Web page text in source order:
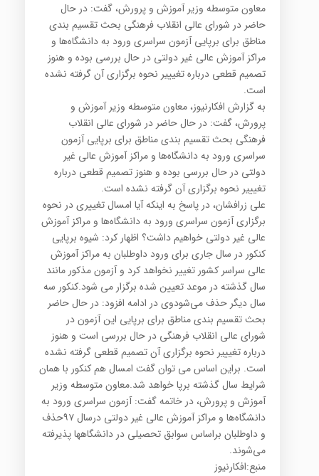
معاون متوسطه وزیر آموزش و پرورش، گفت: در حال
حاضر در شورای عالی انقلاب فرهنگی بحث تقسیم بندی
مناطق برای برپایی آزمون سراسری ورود به دانشگاه‌ها و
مراکز آموزش عالی غیر دولتی در حال بررسی بوده و هنوز
تصمیم قطعی درباره تغیییر نحوه برگزاری آن گرفته نشده
است.
به گزارش افکارنیوز، معاون متوسطه وزیر آموزش و
پرورش، گفت: در حال حاضر در شورای عالی انقلاب
فرهنگی بحث تقسیم بندی مناطق برای برپایی آزمون
سراسری ورود به دانشگاه‌ها و مراکز آموزش عالی غیر
دولتی در حال بررسی بوده و هنوز تصمیم قطعی درباره
تغیییر نحوه برگزاری آن گرفته نشده است.
علی زرافشان، در پاسخ به اینکه آیا امسال تغییری در نحوه
برگزاری آزمون سراسری ورود به دانشگاه‌ها و مراکز آموزش
عالی غیر دولتی خواهیم داشت؟ اظهار کرد: شیوه برپایی
کنکور در سال جاری برای ورود داوطلبان به مراکز آموزش
عالی سراسر کشور تغییر نخواهد کرد و آزمون مذکور مانند
سال گذشته در موعد تعیین شده برگزار می شود.کنکور سه
سال دیگر حذف می‌شودوی در ادامه افزود: در حال حاضر
بحث تقسیم بندی مناطق برای برپایی این آزمون در
شورای عالی انقلاب فرهنگی در حال بررسی است و هنوز
درباره تغیییر نحوه برگزاری آن تصمیم قطعی گرفته نشده
است. براین اساس می توان گفت امسال هم کنکور با همان
شرایط سال گذشته برپا خواهد شد.معاون متوسطه وزیر
آموزش و پرورش، در خاتمه گفت: آزمون سراسری ورود به
دانشگاه‌ها و مراکز آموزش عالی غیر دولتی درسال ۹۷حذف
و داوطلبان براساس سوابق تحصیلی در دانشگاهها پذیرفته
می‌شوند.
منبع:افکارنیوز